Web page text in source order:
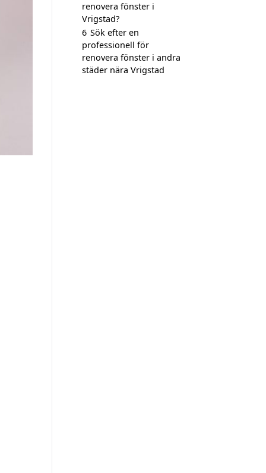
renovera fönster i
Vrigstad?
6 Sök efter en
professionell för
renovera fönster i andra
städer nära Vrigstad